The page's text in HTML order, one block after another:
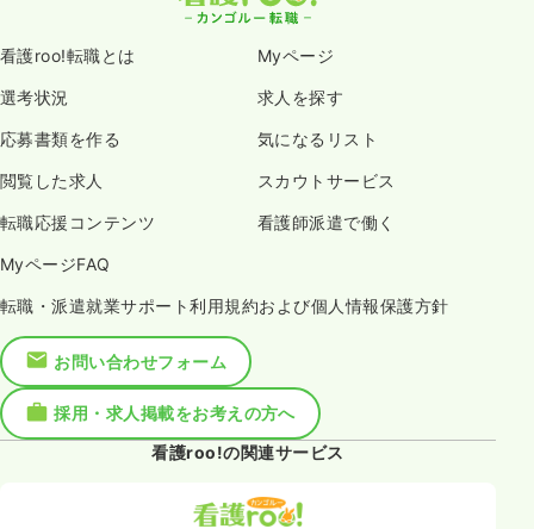
看護roo!転職とは Myページ
選考状況 求人を探す
応募書類を作る 気になるリスト
閲覧した求人 スカウトサービス
転職応援コンテンツ 看護師派遣で働く
MyページFAQ
転職・派遣就業サポート利用規約および個人情報保護方針
お問い合わせフォーム
採用・求人掲載をお考えの方へ
看護roo!の関連サービス